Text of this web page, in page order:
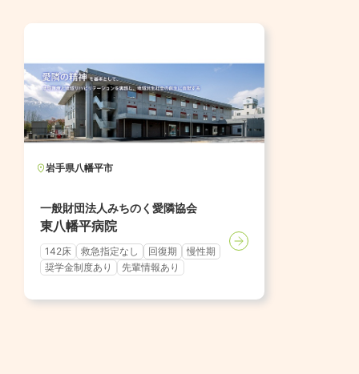
岩手県八幡平市
一般財団法人みちのく愛隣協会
東八幡平病院
142床 救急指定なし 回復期
慢性期
奨学金制度あり
先輩情報あり